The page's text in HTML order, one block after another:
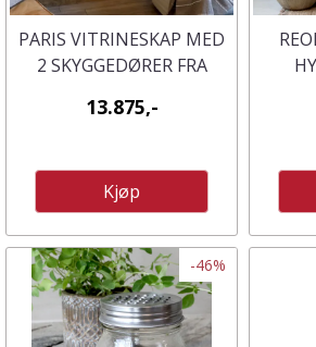
PARIS VITRINESKAP MED
2 SKYGGEDØRER FRA
13.875,-
Kjøp
-46%